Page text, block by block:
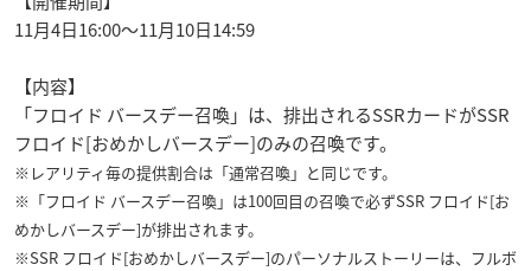
11月4日16:00～11月10日14:59
【内容】
「フロイド バースデー召喚」は、排出されるSSRカードがSSR
フロイド[おめかしバースデー]のみの召喚です。
※レアリティ毎の提供割合は「通常召喚」と同じです。
※「フロイド バースデー召喚」は100回目の召喚で必ずSSR フロイド[お
めかしバースデー]が排出されます。
※SSR フロイド[おめかしバースデー]のパーソナルストーリーは、フルボ